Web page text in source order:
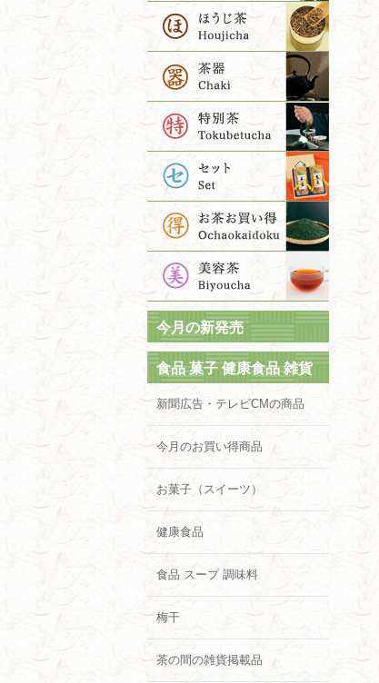
今月の新発売
食品 菓子 健康食品 雑貨
新聞広告・テレビCMの商品
今月のお買い得商品
お菓子（スイーツ）
健康食品
食品 スープ 調味料
梅干
茶の間の雑貨掲載品